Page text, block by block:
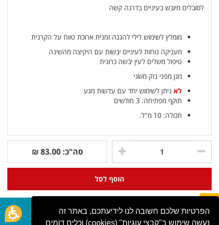
הפרטיות שלכם חשובה לנו לידיעתכם, באתר זה
נעשה שימוש ב"קבצי עוגיות" (cookies) וכלים דומים
לסובלים מיובש בעיניים בדרגה קשה
מומלץ לשימוש לילי להגנה זמנית ארוכת טווח על הקרנית
מעניקה נוחות לעיניים יבשות עם היקיצה מהשינה
טיפול משלים לעין יבשה כרונית
מגן מפני נזק משני
לא ניתן לשימוש יחד עם עדשות מגע
תוקף מפתיחה: 3 חודשים
תכולה: 10 מ"ל.
סה"כ:83.00
₪
הוסף לסל
שדרות העצמאות 45
בת ים 59395